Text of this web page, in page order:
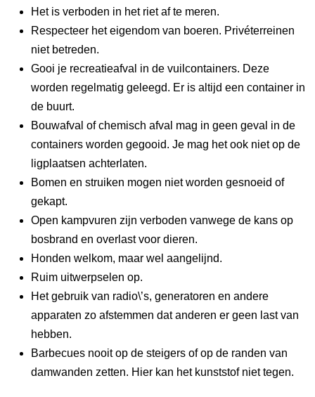
Het is verboden in het riet af te meren.
Respecteer het eigendom van boeren. Privéterreinen
niet betreden.
Gooi je recreatieafval in de vuilcontainers. Deze
worden regelmatig geleegd. Er is altijd een container in
de buurt.
Bouwafval of chemisch afval mag in geen geval in de
containers worden gegooid. Je mag het ook niet op de
ligplaatsen achterlaten.
Bomen en struiken mogen niet worden gesnoeid of
gekapt.
Open kampvuren zijn verboden vanwege de kans op
bosbrand en overlast voor dieren.
Honden welkom, maar wel aangelijnd.
Ruim uitwerpselen op.
Het gebruik van radio\’s, generatoren en andere
apparaten zo afstemmen dat anderen er geen last van
hebben.
Barbecues nooit op de steigers of op de randen van
damwanden zetten. Hier kan het kunststof niet tegen.